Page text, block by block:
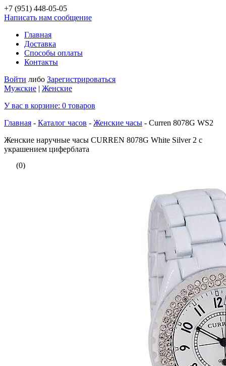
+7 (951) 448-05-05
Написать нам сообщение
Главная
Доставка
Способы оплаты
Контакты
Войти либо Зарегистрироваться
Мужские | Женские
У вас в корзине: 0 товаров
Главная - Каталог часов - Женские часы - Curren 8078G WS2
Женские наручные часы CURREN 8078G White Silver 2 с
украшением циферблата
(0)